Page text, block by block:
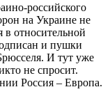
российского
на Украине не
относительной
и пушки
И тут уже
не спросит.
Россия – Европа.